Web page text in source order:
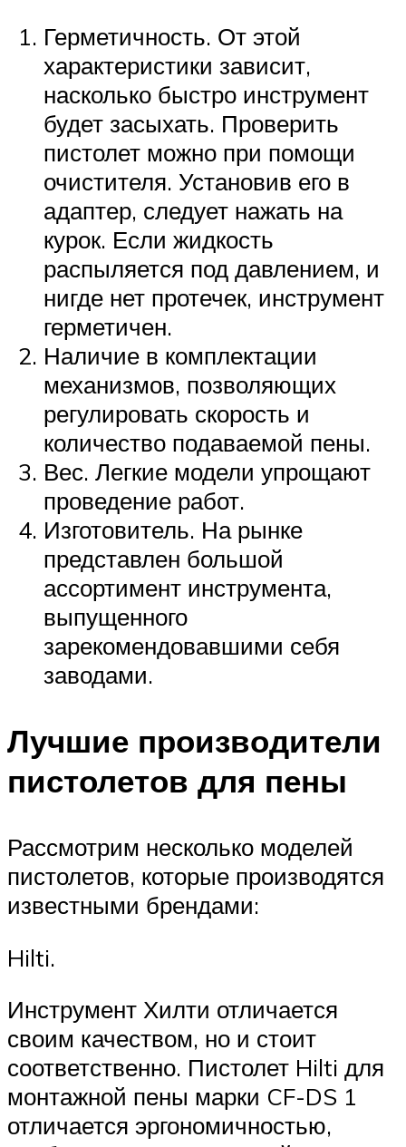
Герметичность. От этой
характеристики зависит,
насколько быстро инструмент
будет засыхать. Проверить
пистолет можно при помощи
очистителя. Установив его в
адаптер, следует нажать на
курок. Если жидкость
распыляется под давлением, и
нигде нет протечек, инструмент
герметичен.
Наличие в комплектации
механизмов, позволяющих
регулировать скорость и
количество подаваемой пены.
Вес. Легкие модели упрощают
проведение работ.
Изготовитель. На рынке
представлен большой
ассортимент инструмента,
выпущенного
зарекомендовавшими себя
заводами.
Лучшие производители
пистолетов для пены
Рассмотрим несколько моделей
пистолетов, которые производятся
известными брендами:
Hilti.
Инструмент Хилти отличается
своим качеством, но и стоит
соответственно. Пистолет Hilti для
монтажной пены марки CF-DS 1
отличается эргономичностью,